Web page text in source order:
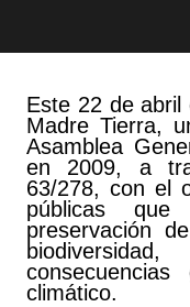
Este 22 de
Madre Tierra,
Asamblea
en 2009, a
63/278, con el
públicas que
preservación
climático.